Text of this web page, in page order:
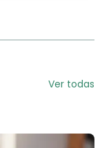
Ver todas